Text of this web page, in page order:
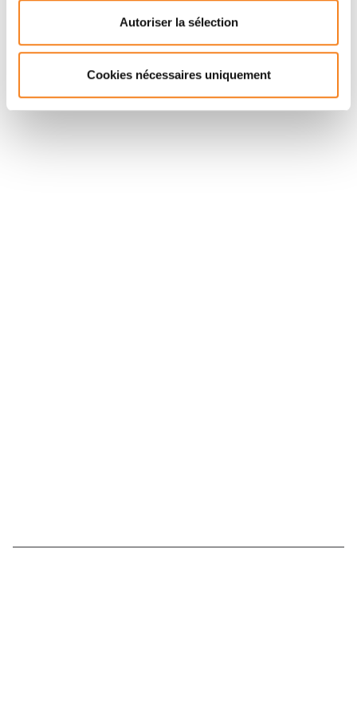
Autoriser la sélection
Cookies nécessaires uniquement
Sorbonne Université